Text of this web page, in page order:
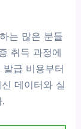
는 많은 분들
취득 과정에
발급 비용부터
데이터와 실